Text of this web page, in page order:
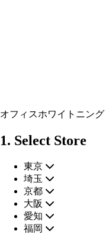
オフィスホワイトニング
1. Select Store
東京
埼玉
京都
大阪
愛知
福岡